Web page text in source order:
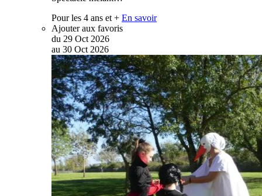
Pour les 4 ans et + En savoir
Ajouter aux favoris
du 29 Oct 2026
au 30 Oct 2026